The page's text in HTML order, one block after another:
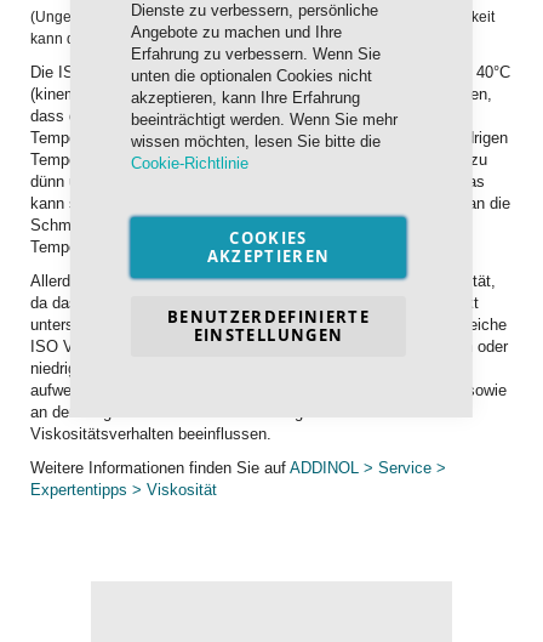
Dienste zu verbessern, persönliche
Angebote zu machen und Ihre
Erfahrung zu verbessern. Wenn Sie
unten die optionalen Cookies nicht
akzeptieren, kann Ihre Erfahrung
beeinträchtigt werden. Wenn Sie mehr
wissen möchten, lesen Sie bitte die
Cookie-Richtlinie
COOKIES
AKZEPTIEREN
BENUTZERDEFINIERTE
EINSTELLUNGEN
(Ungefähre Darstellung des Viskositätsverhaltens. Eine Verbindlichkeit
kann daraus nicht abgeleitet werden.)
Die ISO VG Klasse beschreibt das Fließverhalten in mm²/s bei 40°C
(kinematische Viskosität). Anhand der Grafik können Sie ablesen,
dass die einzelnen ISO VG Klassen bei unterschiedlichen
Temperaturen den kritischen Einsatzbereich erreichen. Bei niedrigen
Temperaturen wird das Öl zu zäh und bei hohen Temperaturen zu
dünn um eine sichere Schmierung gewährleisten zu können. Das
kann so weit führen, dass das Öl stockt und daher nicht mehr an die
Schmierstelle transportiert werden kann oder das es bei hohen
Temperaturen verdampft.
Allerdings ist diese Grafik nur eine grobe Einteilung der Viskosität,
da das individuelle Temperaturverhalten von Produkt zu Produkt
unterschiedlich ausfallen kann. So können z.B. zwei Öle die gleiche
ISO VG Klasse (Fließverhalten bei 40°C) haben aber bei hohen oder
niedrigen Temperaturen unterschiedliche Fließeigenschaften
aufweisen. Das kann unter anderem am verwendeten Grundöl sowie
an den eingesetzten Zusatzstoffen liegen die das
Viskositätsverhalten beeinflussen.
Weitere Informationen finden Sie auf ADDINOL > Service >
Expertentipps > Viskosität